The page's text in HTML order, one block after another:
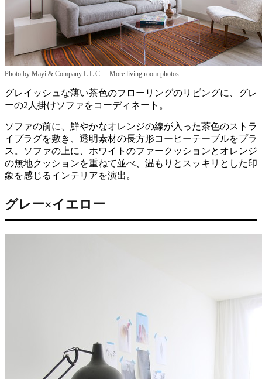
Photo by Mayi & Company L.L.C. – More living room photos
グレイッシュな薄い茶色のフローリングのリビングに、グレ
ーの2人掛けソファをコーディネート。
ソファの前に、鮮やかなオレンジの線が入った茶色のストラ
イプラグを敷き、透明素材の長方形コーヒーテーブルをプラ
ス。ソファの上に、ホワイトのファークッションとオレンジ
の無地クッションを重ねて並べ、温もりとスッキリとした印
象を感じるインテリアを演出。
グレー×イエロー